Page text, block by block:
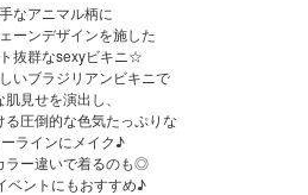
なアニマル柄に
ーンデザインを施した
抜群なsexyビキニ☆
いブラジリアンビキニで
肌見せを演出し、
る圧倒的な色気たっぷりな
ラインにメイク♪
ラー違いで着るのも◎
ベントにもおすすめ♪